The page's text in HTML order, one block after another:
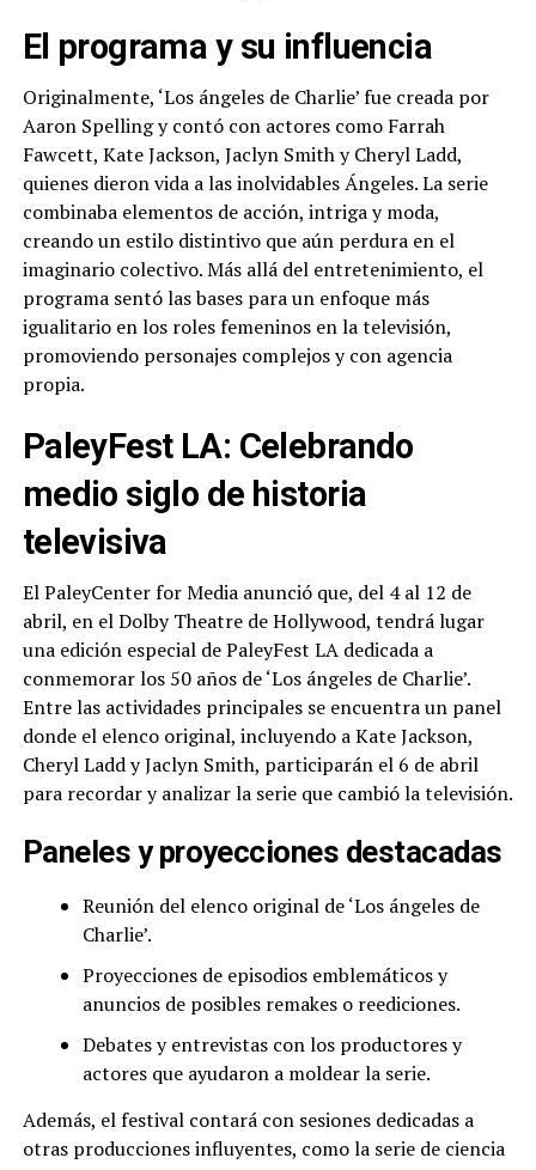
El programa y su influencia
Originalmente, ‘Los ángeles de Charlie’ fue creada por
Aaron Spelling y contó con actores como Farrah
Fawcett, Kate Jackson, Jaclyn Smith y Cheryl Ladd,
quienes dieron vida a las inolvidables Ángeles. La serie
combinaba elementos de acción, intriga y moda,
creando un estilo distintivo que aún perdura en el
imaginario colectivo. Más allá del entretenimiento, el
programa sentó las bases para un enfoque más
igualitario en los roles femeninos en la televisión,
promoviendo personajes complejos y con agencia
propia.
PaleyFest LA: Celebrando
medio siglo de historia
televisiva
El PaleyCenter for Media anunció que, del 4 al 12 de
abril, en el Dolby Theatre de Hollywood, tendrá lugar
una edición especial de PaleyFest LA dedicada a
conmemorar los 50 años de ‘Los ángeles de Charlie’.
Entre las actividades principales se encuentra un panel
donde el elenco original, incluyendo a Kate Jackson,
Cheryl Ladd y Jaclyn Smith, participarán el 6 de abril
para recordar y analizar la serie que cambió la televisión.
Paneles y proyecciones destacadas
Reunión del elenco original de ‘Los ángeles de
Charlie’.
Proyecciones de episodios emblemáticos y
anuncios de posibles remakes o reediciones.
Debates y entrevistas con los productores y
actores que ayudaron a moldear la serie.
Además, el festival contará con sesiones dedicadas a
otras producciones influyentes, como la serie de ciencia